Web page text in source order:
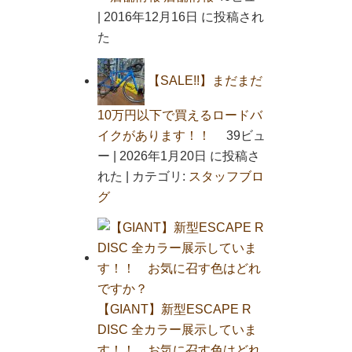
2016年12月16日 に投稿され
た
【SALE!!】まだまだ
10万円以下で買えるロードバ
イクがあります！！
39ビュ
ー
2026年1月20日 に投稿さ
れた
カテゴリ: スタッフブロ
グ
【GIANT】新型ESCAPE R
DISC 全カラー展示していま